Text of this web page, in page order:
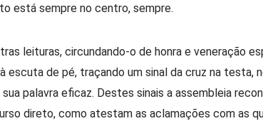
está sempre no centro, sempre.
leituras, circundando-o de honra e veneração
escuta de pé, traçando um sinal da cruz na testa,
palavra eficaz. Destes sinais a assembleia
direto, como atestam as aclamações com as